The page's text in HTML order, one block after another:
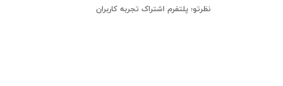
نظرتو؛ پلتفرم اشتراک تجربه کاربران